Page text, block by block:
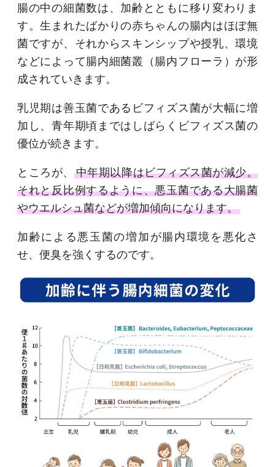
腸の中の細菌数は、加齢とともに移り変わりま
す。生まれたばかりの赤ちゃんの腸内はほぼ無
菌ですが、それからスキンシップや授乳、環境
などによって腸内細菌叢（腸内フローラ）が形
成されていきます。
乳児期は善玉菌であるビフィズス菌が大幅に増
加し、青年期頃まではしばらくビフィズス菌の
優位が続きます。
ところが、
中年期以降はビフィズス菌が減少。
それと反比例するように、悪玉菌である大腸菌
やウエルシュ菌などが増加傾向になります。
加齢による悪玉菌の増加が腸内環境を悪化さ
せ、便臭を強くするのです。